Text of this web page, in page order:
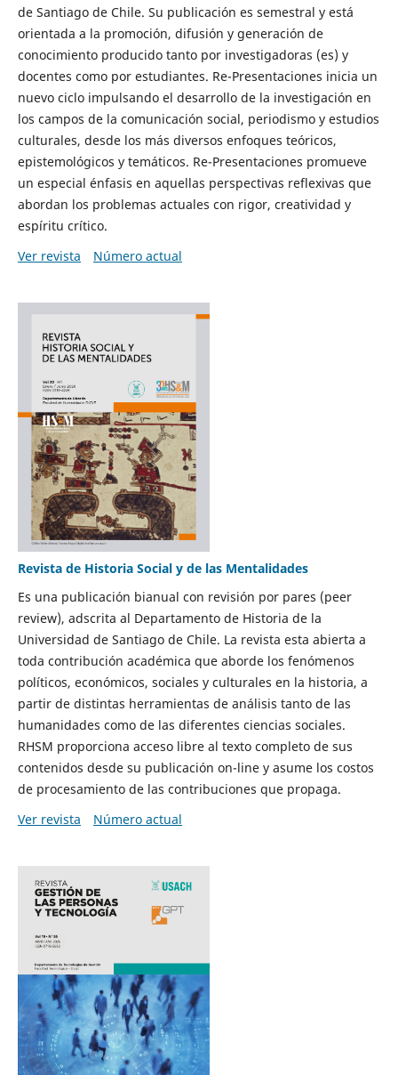
de Santiago de Chile. Su publicación es semestral y está
orientada a la promoción, difusión y generación de
conocimiento producido tanto por investigadoras (es) y
docentes como por estudiantes. Re-Presentaciones inicia un
nuevo ciclo impulsando el desarrollo de la investigación en
los campos de la comunicación social, periodismo y estudios
culturales, desde los más diversos enfoques teóricos,
epistemológicos y temáticos. Re-Presentaciones promueve
un especial énfasis en aquellas perspectivas reflexivas que
abordan los problemas actuales con rigor, creatividad y
espíritu crítico.
Ver revista
Número actual
Revista de Historia Social y de las Mentalidades
Es una publicación bianual con revisión por pares (peer
review), adscrita al Departamento de Historia de la
Universidad de Santiago de Chile. La revista esta abierta a
toda contribución académica que aborde los fenómenos
políticos, económicos, sociales y culturales en la historia, a
partir de distintas herramientas de análisis tanto de las
humanidades como de las diferentes ciencias sociales.
RHSM proporciona acceso libre al texto completo de sus
contenidos desde su publicación on-line y asume los costos
de procesamiento de las contribuciones que propaga.
Ver revista
Número actual